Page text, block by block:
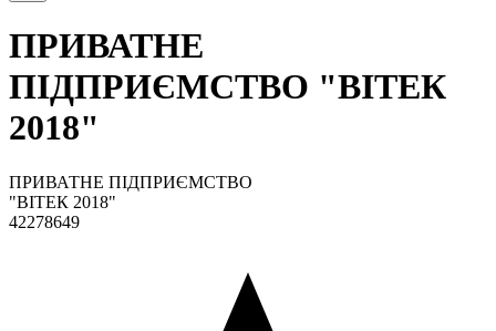
ПРИВАТНЕ
ПІДПРИЄМСТВО "ВІТЕК
2018"
ПРИВАТНЕ ПІДПРИЄМСТВО
"ВІТЕК 2018"
42278649